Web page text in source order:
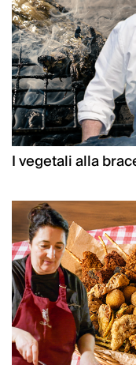
I vegetali alla